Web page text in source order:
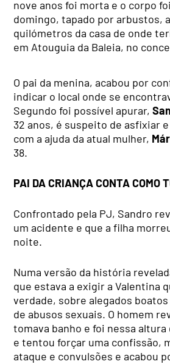
nove anos foi morta e o corpo
domingo, tapado por arbustos,
quilómetros da casa de onde
em Atouguia da Baleia, no
O pai da menina, acabou por
indicar o local onde se
Segundo foi possível apurar,
32 anos, é suspeito de asfixiar
com a ajuda da atual mulher,
38.
PAI DA CRIANÇA CONTA COMO
Confrontado pela PJ, Sandro
um acidente e que a filha
noite.
Numa versão da história
que estava a exigir a Valentina
verdade, sobre alegados
de abusos sexuais. O homem
tomava banho e foi nessa
e tentou forçar uma confissão,
ataque e convulsões e acabou